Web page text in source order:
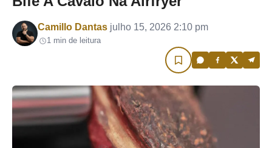
Por
Camillo Dantas julho 15, 2026 2:10 pm
1 min de leitura